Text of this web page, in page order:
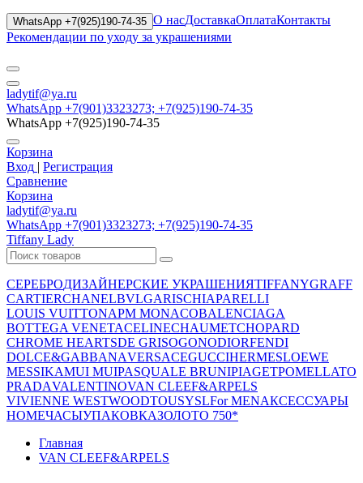
WhatsApp +7(925)190-74-35 О насДоставкаОплатаКонтакты
Рекомендации по уходу за украшениями
ladytif@ya.ru
WhatsApp +7(901)3323273; +7(925)190-74-35
WhatsApp +7(925)190-74-35
Корзина
Вход | Регистрация
Сравнение
Корзина
ladytif@ya.ru
WhatsApp +7(901)3323273; +7(925)190-74-35
Tiffany Lady
СЕРЕБРОДИЗАЙНЕРСКИЕ УКРАШЕНИЯTIFFANYGRAFF
CARTIERCHANELBVLGARISCHIAPARELLI
LOUIS VUITTONAPM MONACOBALENCIAGA
BOTTEGA VENETACELINECHAUMETCHOPARD
CHROME HEARTSDE GRISOGONODIORFENDI
DOLCE&GABBANAVERSACEGUCCIHERMESLOEWE
MESSIKAMUI MUIPASQUALE BRUNIPIAGETPOMELLATO
PRADAVALENTINOVAN CLEEF&ARPELS
VIVIENNE WESTWOODTOUSYSLFor MENАКСЕССУАРЫ
HOMEЧАСЫУПАКОВКАЗОЛОТО 750*
Главная
VAN CLEEF&ARPELS